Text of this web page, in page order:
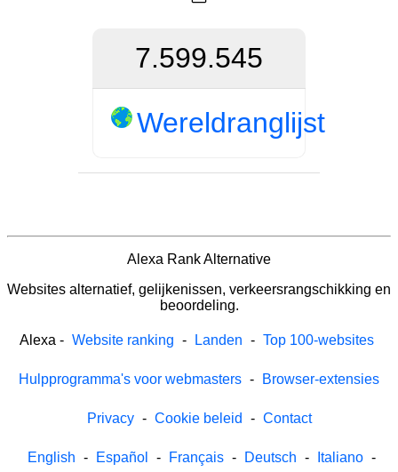
7.599.545
Wereldranglijst
Alexa Rank Alternative
Websites alternatief, gelijkenissen, verkeersrangschikking en
beoordeling.
Alexa - Website ranking - Landen - Top 100-websites
Hulpprogramma's voor webmasters - Browser-extensies
Privacy - Cookie beleid - Contact
English - Español - Français - Deutsch - Italiano -